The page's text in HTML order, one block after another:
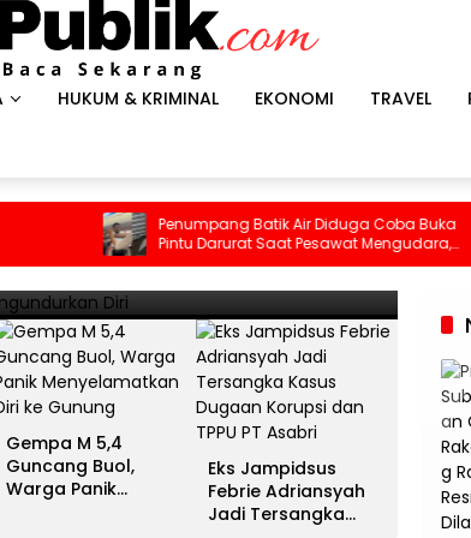
HUKUM & KRIMINAL EKONOMI TRAVEL
Penumpang Batik Air Diduga Coba Buka
Pintu Darurat Saat Pesawat Mengudara,
Kepanikan Pecah di Dalam Kabin
Spanyol Rebut Gelar
Jari
Gempa M 5,4
Guncang Buol,
Warga Panik
Eks Jampidsus
Febrie Adriansyah
Jadi Tersangka